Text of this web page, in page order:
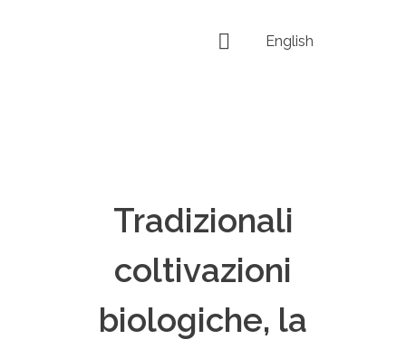
English
Tradizionali
coltivazioni
biologiche, la